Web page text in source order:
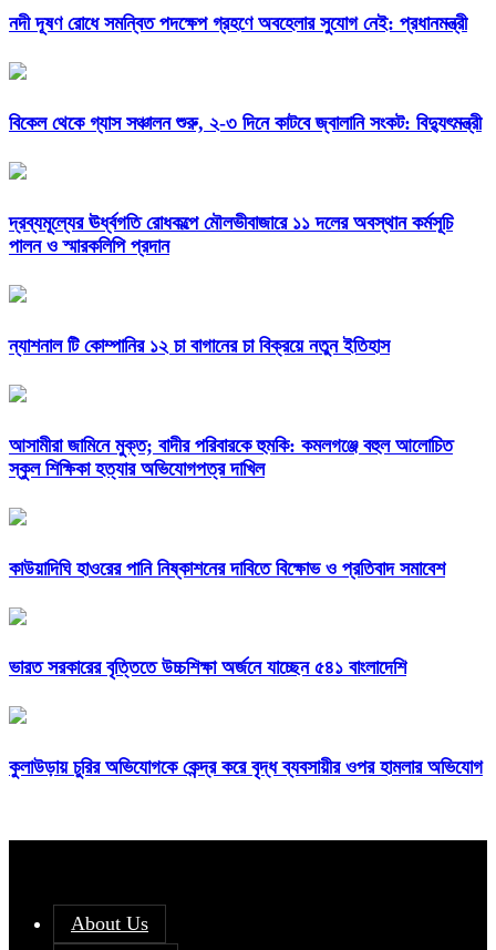
নদী দূষণ রোধে সমন্বিত পদক্ষেপ গ্রহণে অবহেলার সুযোগ নেই: প্রধানমন্ত্রী
বিকেল থেকে গ্যাস সঞ্চালন শুরু, ২-৩ দিনে কাটবে জ্বালানি সংকট: বিদ্যুৎমন্ত্রী
দ্রব্যমূল্যের ঊর্ধ্বগতি রোধকল্পে মৌলভীবাজারে ১১ দলের অবস্থান কর্মসূচি
পালন ও স্মারকলিপি প্রদান
ন্যাশনাল টি কোম্পানির ১২ চা বাগানের চা বিক্রয়ে নতুন ইতিহাস
আসামীরা জামিনে মুক্ত; বাদীর পরিবারকে হুমকি: কমলগঞ্জে বহুল আলোচিত
স্কুল শিক্ষিকা হত্যার অভিযোগপত্র দাখিল
কাউয়াদিঘি হাওরের পানি নিষ্কাশনের দাবিতে বিক্ষোভ ও প্রতিবাদ সমাবেশ
ভারত সরকারের বৃত্তিতে উচ্চশিক্ষা অর্জনে যাচ্ছেন ৫৪১ বাংলাদেশি
কুলাউড়ায় চুরির অভিযোগকে কেন্দ্র করে বৃদ্ধ ব্যবসায়ীর ওপর হামলার অভিযোগ
About Us